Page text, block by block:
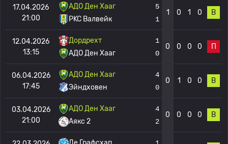
17.04.2026
21:00
АДО Ден Хааг
РKC Валвейк
5
1
1 0 1 0 В
12.04.2026
13:15
Дордрехт
АДО Ден Хааг
1
0
0 0 0 0 П
06.04.2026
17:45
АДО Ден Хааг
Эйндховен
4
0
0 1 0 0 В
03.04.2026
21:00
АДО Ден Хааг
Аякс 2
4
2
0 0 0 0 В